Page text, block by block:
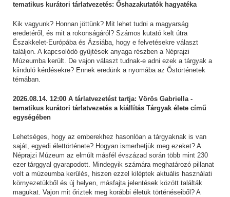
tematikus kurátori tárlatvezetés: Őshazakutatók hagyatéka
Kik vagyunk? Honnan jöttünk? Mit lehet tudni a magyarság
eredetéről, és mit a rokonságáról? Számos kutató kelt útra
Északkelet-Európába és Ázsiába, hogy e felvetésekre választ
találjon. A kapcsolódó gyűjtések anyaga részben a Néprajzi
Múzeumba került. De vajon választ tudnak-e adni ezek a tárgyak a
kiinduló kérdésekre? Ennek eredünk a nyomába az Őstörténetek
témában.
2026.08.14. 12:00 A tárlatvezetést tartja: Vörös Gabriella -
tematikus kurátori tárlatvezetés a kiállítás Tárgyak élete című
egységében
Lehetséges, hogy az emberekhez hasonlóan a tárgyaknak is van
saját, egyedi élettörténete? Hogyan ismerhetjük meg ezeket? A
Néprajzi Múzeum az elmúlt másfél évszázad során több mint 230
ezer tárggyal gyarapodott. Mindegyik számára meghatározó pillanat
volt a múzeumba kerülés, hiszen ezzel kiléptek aktuális használati
környezetükből és új helyen, másfajta jelentések között találták
magukat. Vajon mit őriztek meg korábbi életük történéseiből? A